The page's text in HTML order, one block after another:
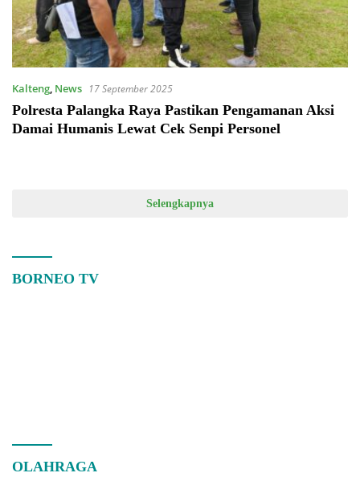
Kalteng, News 17 September 2025
Polresta Palangka Raya Pastikan Pengamanan Aksi
Damai Humanis Lewat Cek Senpi Personel
Selengkapnya
BORNEO TV
OLAHRAGA